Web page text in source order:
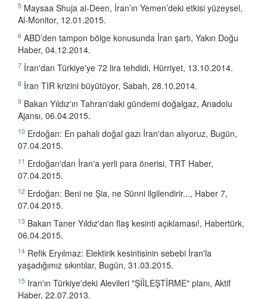
5 Maysaa Shuja al-Deen, İran’ın Yemen’deki etkisi yüzeysel,
Al-Monitor, 12.01.2015.
6 ABD’den tampon bölge konusunda İran şartı, Yakın Doğu
Haber, 04.12.2014.
7 İran'dan Türkiye'ye 72 lira tehdidi, Hürriyet, 13.10.2014.
8 İran TIR krizini büyütüyor, Sabah, 28.10.2014.
9 Bakan Yıldız'ın Tahran'daki gündemi doğalgaz, Anadolu
Ajansı, 06.04.2015.
10 Erdoğan: En pahalı doğal gazı İran'dan alıyoruz, Bugün,
07.04.2015.
11 Erdoğan'dan İran'a yerli para önerisi, TRT Haber‎,
07.04.2015.
12 Erdoğan: Beni ne Şia, ne Sünni ilgilendirir..., Haber 7,
07.04.2015.
13 Bakan Taner Yıldız'dan flaş kesinti açıklaması!, Habertürk,
06.04.2015.
14 Refik Eryılmaz: Elektirik kesintisinin sebebi İran'la
yaşadığımız sıkıntılar, Bugün, 31.03.2015.
15 Iran'ın Türkiye'deki Alevileri "ŞİİLEŞTİRME" planı, Aktif
Haber, 22.07.2013.